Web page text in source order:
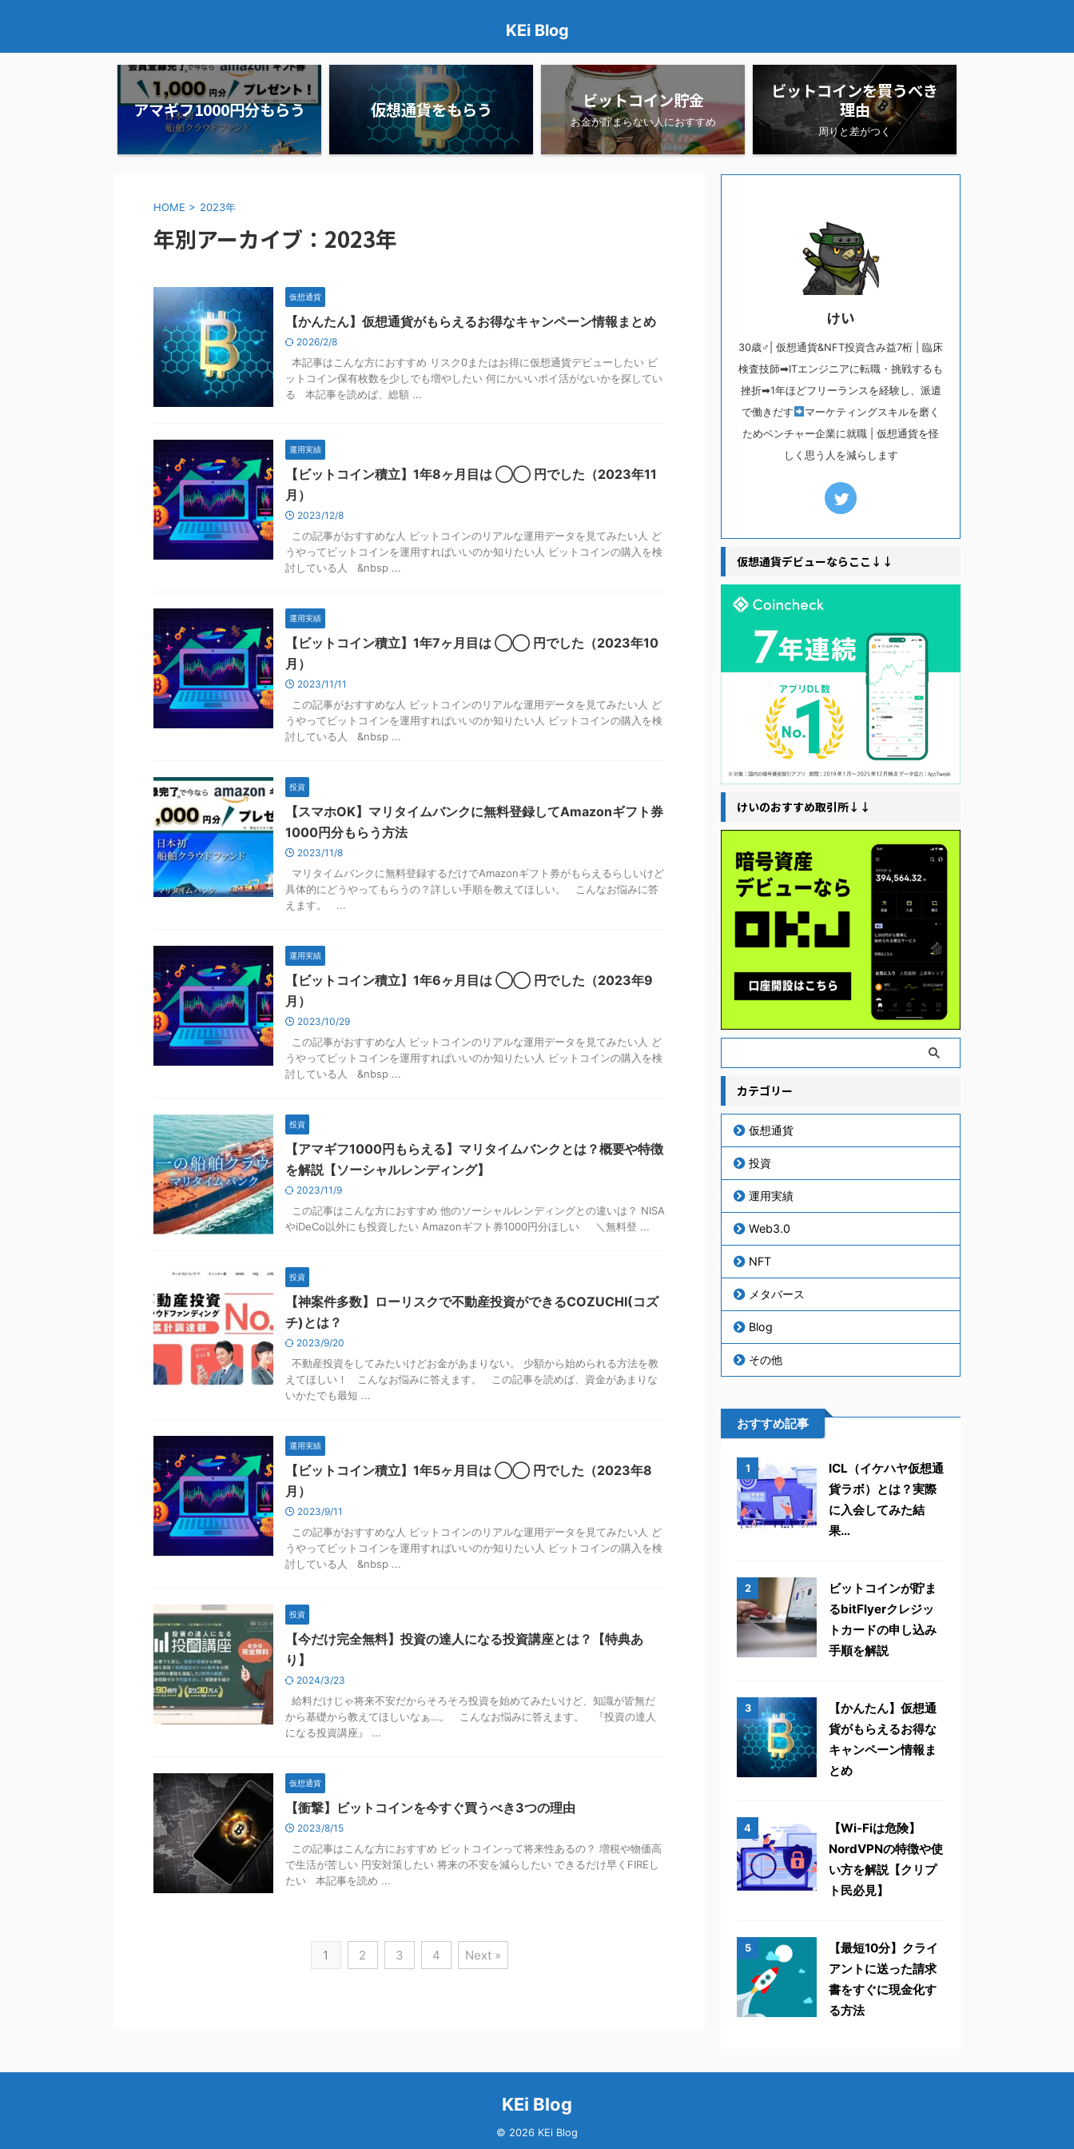
KEi Blog
アマギフ1000円分もらう 仮想通貨をもらう ビットコイン貯金
お金が貯まらない人におすすめ
ビットコインを買うべき
理由
周りと差がつく
HOME > 2023年
年別アーカイブ：2023年
仮想通貨
【かんたん】仮想通貨がもらえるお得なキャンペーン情報まとめ
2026/2/8
本記事はこんな方におすすめ リスク0またはお得に仮想通貨デビューしたい ビ
ットコイン保有枚数を少しでも増やしたい 何にかいいポイ活がないかを探してい
る 本記事を読めば、総額 ...
運用実績
【ビットコイン積立】1年8ヶ月目は ◯◯ 円でした（2023年11
月）
2023/12/8
この記事がおすすめな人 ビットコインのリアルな運用データを見てみたい人 ど
うやってビットコインを運用すればいいのか知りたい人 ビットコインの購入を検
討している人 &nbsp ...
運用実績
【ビットコイン積立】1年7ヶ月目は ◯◯ 円でした（2023年10
月）
2023/11/11
この記事がおすすめな人 ビットコインのリアルな運用データを見てみたい人 ど
うやってビットコインを運用すればいいのか知りたい人 ビットコインの購入を検
討している人 &nbsp ...
投資
【スマホOK】マリタイムバンクに無料登録してAmazonギフト券
1000円分もらう方法
2023/11/8
マリタイムバンクに無料登録するだけでAmazonギフト券がもらえるらしいけど
具体的にどうやってもらうの？詳しい手順を教えてほしい。 こんなお悩みに答
えます。 ...
運用実績
【ビットコイン積立】1年6ヶ月目は ◯◯ 円でした（2023年9
月）
2023/10/29
この記事がおすすめな人 ビットコインのリアルな運用データを見てみたい人 ど
うやってビットコインを運用すればいいのか知りたい人 ビットコインの購入を検
討している人 &nbsp ...
投資
【アマギフ1000円もらえる】マリタイムバンクとは？概要や特徴
を解説【ソーシャルレンディング】
2023/11/9
この記事はこんな方におすすめ 他のソーシャルレンディングとの違いは？ NISA
やiDeCo以外にも投資したい Amazonギフト券1000円分ほしい ＼無料登 ...
投資
【神案件多数】ローリスクで不動産投資ができるCOZUCHI(コズ
チ)とは？
2023/9/20
不動産投資をしてみたいけどお金があまりない。 少額から始められる方法を教
えてほしい！ こんなお悩みに答えます。 この記事を読めば、資金があまりな
いかたでも最短 ...
運用実績
【ビットコイン積立】1年5ヶ月目は ◯◯ 円でした（2023年8
月）
2023/9/11
この記事がおすすめな人 ビットコインのリアルな運用データを見てみたい人 ど
うやってビットコインを運用すればいいのか知りたい人 ビットコインの購入を検
討している人 &nbsp ...
投資
【今だけ完全無料】投資の達人になる投資講座とは？【特典あ
り】
2024/3/23
給料だけじゃ将来不安だからそろそろ投資を始めてみたいけど、知識が皆無だ
から基礎から教えてほしいなぁ…。 こんなお悩みに答えます。 『投資の達人
になる投資講座』 ...
仮想通貨
【衝撃】ビットコインを今すぐ買うべき3つの理由
2023/8/15
この記事はこんな方におすすめ ビットコインって将来性あるの？ 増税や物価高
で生活が苦しい 円安対策したい 将来の不安を減らしたい できるだけ早くFIREし
たい 本記事を読め ...
1 2 3 4 Next »
けい
30歳♂| 仮想通貨&NFT投資含み益7桁 | 臨床
検査技師➡ITエンジニアに転職・挑戦するも
挫折➡1年ほどフリーランスを経験し、派遣
で働きだす
マーケティングスキルを磨く
ためベンチャー企業に就職 | 仮想通貨を怪
しく思う人を減らします
仮想通貨デビューならここ↓↓
けいのおすすめ取引所↓↓
カテゴリー
仮想通貨
投資
運用実績
Web3.0
NFT
メタバース
Blog
その他
おすすめ記事
1
ICL（イケハヤ仮想通
貨ラボ）とは？実際
に入会してみた結
果…
2
ビットコインが貯ま
るbitFlyerクレジッ
トカードの申し込み
手順を解説
3
【かんたん】仮想通
貨がもらえるお得な
キャンペーン情報ま
とめ
4
【Wi-Fiは危険】
NordVPNの特徴や使
い方を解説【クリプ
ト民必見】
5
【最短10分】クライ
アントに送った請求
書をすぐに現金化す
る方法
KEi Blog
© 2026 KEi Blog